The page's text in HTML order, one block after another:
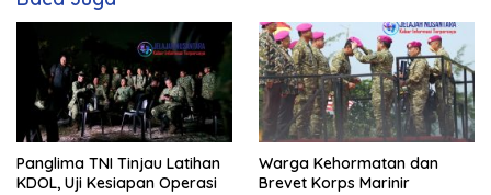
Panglima TNI Tinjau Latihan
KDOL, Uji Kesiapan Operasi
Warga Kehormatan dan
Brevet Korps Marinir